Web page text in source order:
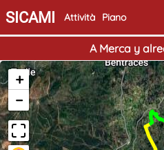
SICAMI Attività Piano
A Merca y
+
−